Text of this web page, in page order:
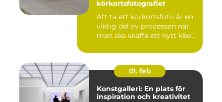
körkortsfotografiet
Att ta ett körkortsfoto är en
viktig del av processen när
man ska skaffa ett nytt k&o...
01. feb
Konstgalleri: En plats för
inspiration och kreativitet